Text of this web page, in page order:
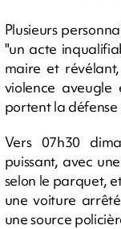
Plusieurs
"un acte
maire et
violence
portent la
Vers 07h30
puissant, avec
selon le parquet,
une voiture
une source